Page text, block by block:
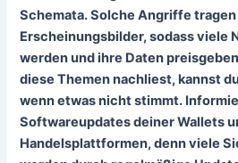
Schemata. Solche Angriffe
Erscheinungsbilder, sodass viele
werden und ihre Daten
diese Themen nachliest, kannst
wenn etwas nicht stimmt.
Softwareupdates deiner Wallets
Handelsplattformen, denn viele